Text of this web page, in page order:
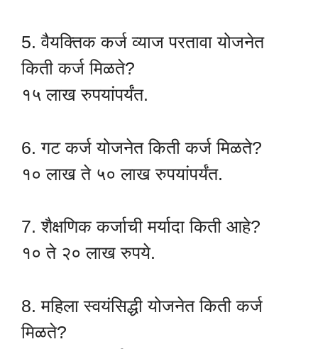
5. वैयक्तिक कर्ज व्याज परतावा योजनेत
किती कर्ज मिळते?
१५ लाख रुपयांपर्यंत.
6. गट कर्ज योजनेत किती कर्ज मिळते?
१० लाख ते ५० लाख रुपयांपर्यंत.
7. शैक्षणिक कर्जाची मर्यादा किती आहे?
१० ते २० लाख रुपये.
8. महिला स्वयंसिद्धी योजनेत किती कर्ज
मिळते?